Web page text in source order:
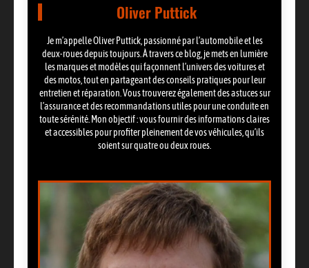
Oliver Puttick
Je m’appelle Oliver Puttick, passionné par l’automobile et les
deux-roues depuis toujours. À travers ce blog, je mets en lumière
les marques et modèles qui façonnent l’univers des voitures et
des motos, tout en partageant des conseils pratiques pour leur
entretien et réparation. Vous trouverez également des astuces sur
l’assurance et des recommandations utiles pour une conduite en
toute sérénité. Mon objectif : vous fournir des informations claires
et accessibles pour profiter pleinement de vos véhicules, qu’ils
soient sur quatre ou deux roues.